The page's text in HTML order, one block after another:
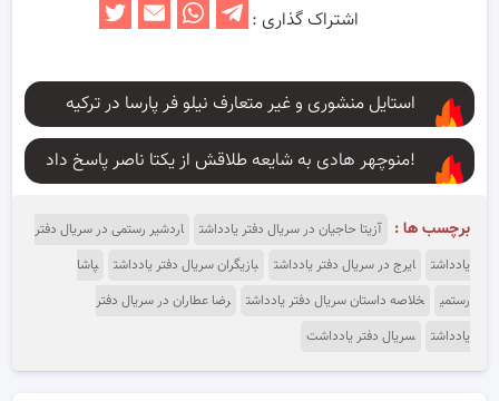
اشتراک گذاری :
استایل منشوری و غیر متعارف نیلو فر پارسا در ترکیه
منوچهر هادی به شایعه طلاقش از یکتا ناصر پاسخ داد!
برچسب ها : آزیتا حاجیان در سریال دفتر یادداشت
اردشیر رستمی در سریال دفتر
یادداشت
ایرج در سریال دفتر یادداشت بازیگران سریال دفتر یادداشت
پاشا
رستمی
خلاصه‌ داستان سریال دفتر یادداشت
رضا عطاران در سریال دفتر
یادداشت
سریال دفتر یادداشت